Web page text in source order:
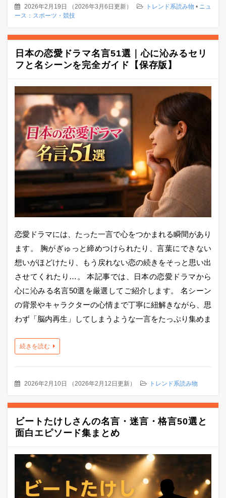
2026年2月19日 （2026年3月6日更新） トレンド系読み物 • ニュ
ース：スポーツ・競技
日本の恋愛ドラマ名言51選｜心に沁みるセリ
フと名シーンを完全ガイド【保存版】
恋愛ドラマには、たった一言で心をつかまれる瞬間があり
ます。 胸がぎゅっと締めつけられたり、言葉にできない
想いがほどけたり、もう戻れない恋の続きをそっと思い出
させてくれたり…。 本記事では、日本の恋愛ドラマから
心に沁みる名言50選を厳選してご紹介します。 名シーン
の背景やキャラクターの心情まで丁寧に紐解きながら、思
わず「脳内再生」してしまうような一言をたっぷり集めま
続きを読む
2026年2月10日 （2026年2月12日更新） トレンド系読み物
ビートたけしさんの名言・迷言・格言50選と
面白エピソード集まとめ